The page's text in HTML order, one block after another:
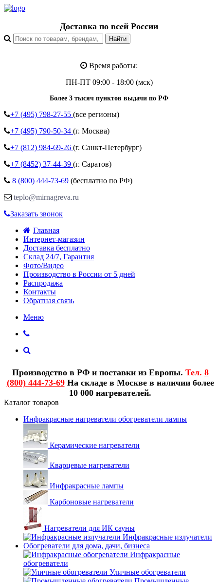
Доставка по всей России
Время работы:
ПН-ПТ 09:00 - 18:00 (мск)
Более 3 тысяч пунктов выдачи по РФ
+7 (495) 798-27-55 (все регионы)
+7 (495) 790-50-34 (г. Москва)
+7 (812) 984-69-26 (г. Санкт-Петербург)
+7 (8452) 37-44-39 (г. Саратов)
8 (800) 444-73-69 (бесплатно по РФ)
teplo@mirnagreva.ru
Заказать звонок
Главная
Интернет-магазин
Доставка бесплатно
Склад 24/7, Гарантия
Фото/Видео
Производство в России от 5 дней
Распродажа
Контакты
Обратная связь
Меню
Производство в РФ и поставки из Европы. Тел. 8
(800) 444-73-69На складе в Москве в наличии более
10 000 нагревателей.
Каталог товаров
Инфракрасные нагреватели обогреватели лампы
Керамические нагреватели
Кварцевые нагреватели
Инфракрасные лампы
Карбоновые нагреватели
Нагреватели для ИК сауны
Инфракрасные излучатели
Обогреватели для дома, дачи, бизнеса
Инфракрасные
обогреватели
Уличные обогреватели